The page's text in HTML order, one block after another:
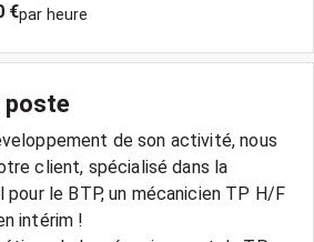
€par heure
poste
de son activité, nous
client, spécialisé dans la
le BTP, un mécanicien TP H/F
intérim !